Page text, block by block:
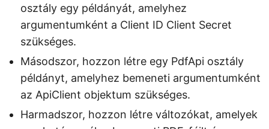
osztály egy példányát, amelyhez
argumentumként a Client ID Client Secret
szükséges.
Másodszor, hozzon létre egy PdfApi osztály
példányt, amelyhez bemeneti argumentumként
az ApiClient objektum szükséges.
Harmadszor, hozzon létre változókat, amelyek